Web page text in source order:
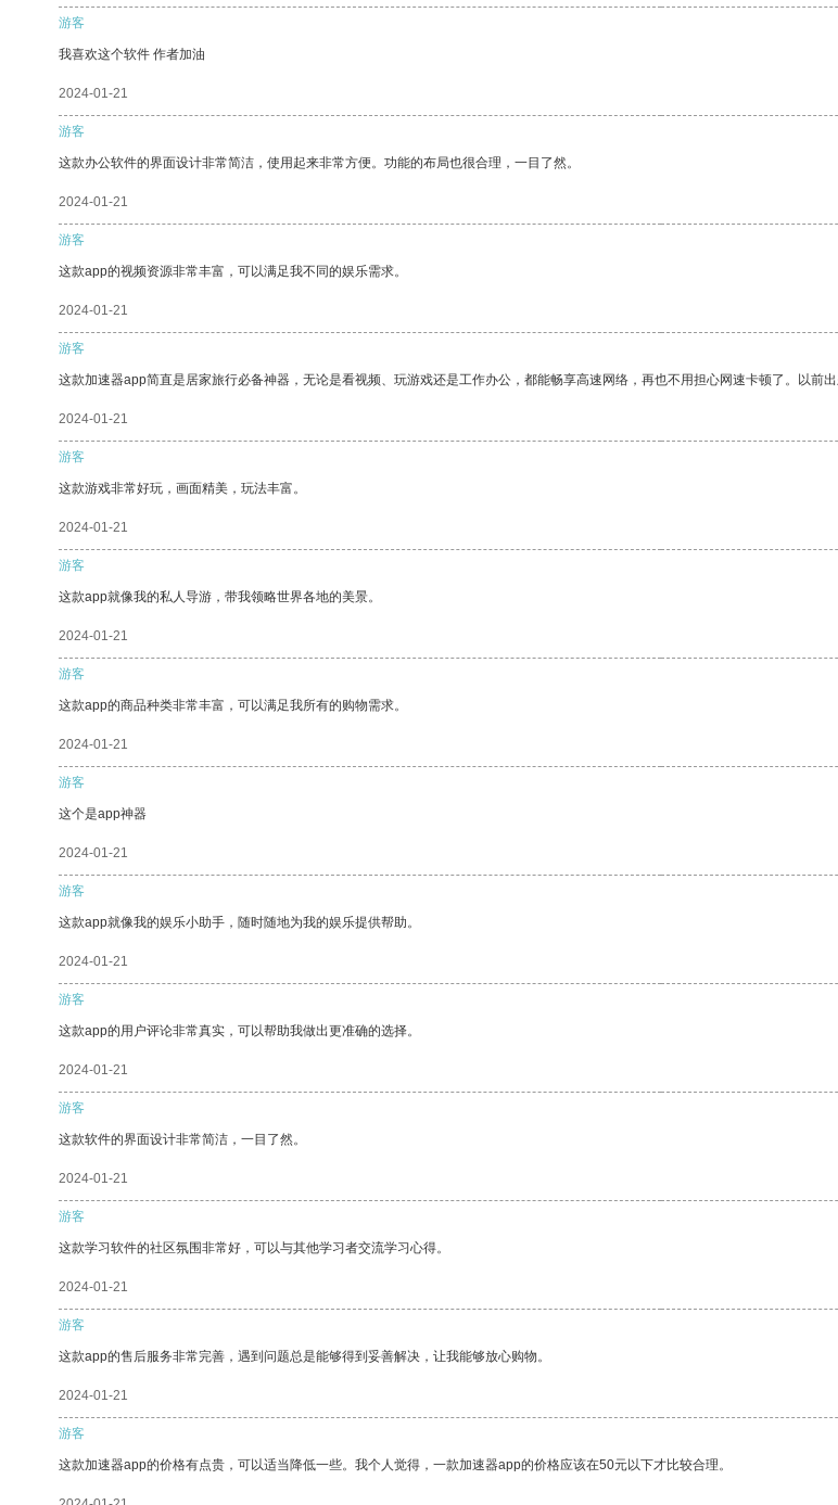
游客
我喜欢这个软件 作者加油
2024-01-21
游客
这款办公软件的界面设计非常简洁，使用起来非常方便。功能的布局也很合理，一目了然。
2024-01-21
游客
这款app的视频资源非常丰富，可以满足我不同的娱乐需求。
2024-01-21
游客
这款加速器app简直是居家旅行必备神器，无论是看视频、玩游戏还是工作办公，都能畅享高速网络，再也不用担心网速卡顿了。以前
2024-01-21
游客
这款游戏非常好玩，画面精美，玩法丰富。
2024-01-21
游客
这款app就像我的私人导游，带我领略世界各地的美景。
2024-01-21
游客
这款app的商品种类非常丰富，可以满足我所有的购物需求。
2024-01-21
游客
这个是app神器
2024-01-21
游客
这款app就像我的娱乐小助手，随时随地为我的娱乐提供帮助。
2024-01-21
游客
这款app的用户评论非常真实，可以帮助我做出更准确的选择。
2024-01-21
游客
这款软件的界面设计非常简洁，一目了然。
2024-01-21
游客
这款学习软件的社区氛围非常好，可以与其他学习者交流学习心得。
2024-01-21
游客
这款app的售后服务非常完善，遇到问题总是能够得到妥善解决，让我能够放心购物。
2024-01-21
游客
这款加速器app的价格有点贵，可以适当降低一些。我个人觉得，一款加速器app的价格应该在50元以下才比较合理。